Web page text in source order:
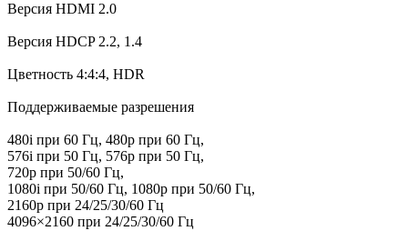
Версия HDMI 2.0
Версия HDCP 2.2, 1.4
Цветность 4:4:4, HDR
Поддерживаемые разрешения
480i при 60 Гц, 480p при 60 Гц,
576i при 50 Гц, 576p при 50 Гц,
720p при 50/60 Гц,
1080i при 50/60 Гц, 1080p при 50/60 Гц,
2160p при 24/25/30/60 Гц
4096×2160 при 24/25/30/60 Гц